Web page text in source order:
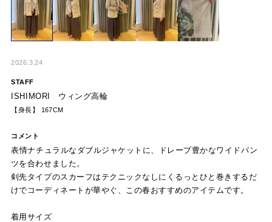
2026.3.24
STAFF
ISHIMORI ウィング高輪
【身長】 167CM
コメント
表情ナチュラルなダブルジャケットに、ドレープ豊かなワイドパン
ツを合わせました。
剣先タイプのスカーフはテクニックなしにくるっとひと巻きするだ
けでコーディネートが華やぐ、この春おすすめのアイテムです。
着用サイズ